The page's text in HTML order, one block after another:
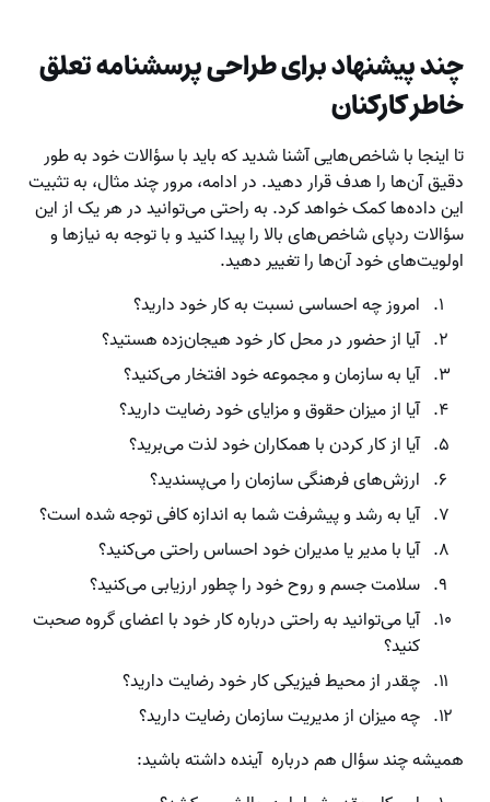
چند پیشنهاد برای طراحی پرسشنامه تعلق‌
خاطر کارکنان
تا اینجا با شاخص‌هایی آشنا شدید که باید با سؤالات خود به طور
دقیق آن‌ها را هدف قرار دهید. در ادامه، مرور چند مثال، به تثبیت
این داده‌ها کمک خواهد کرد. به راحتی می‌توانید در هر یک از این
سؤالات ردپای شاخص‌های بالا را پیدا کنید و با توجه به نیازها و
اولویت‌های خود آن‌ها را تغییر دهید.
امروز چه احساسی نسبت به کار خود دارید؟
آیا از حضور در محل کار خود هیجان‌زده هستید؟
آیا به سازمان و مجموعه خود افتخار می‌کنید؟
آیا از میزان حقوق و مزایای خود رضایت دارید؟
آیا از کار کردن با همکاران خود لذت می‌برید؟
ارزش‌های فرهنگی سازمان را می‌پسندید؟
آیا به رشد و پیشرفت شما به اندازه کافی توجه شده است؟
آیا با مدیر یا مدیران خود احساس راحتی می‌کنید؟
سلامت جسم و روح خود را چطور ارزیابی می‌کنید؟
آیا می‌توانید به راحتی درباره کار خود با اعضای گروه صحبت
کنید؟
چقدر از محیط فیزیکی کار خود رضایت دارید؟
چه میزان از مدیریت سازمان رضایت دارید؟
همیشه چند سؤال هم درباره آینده داشته باشید: